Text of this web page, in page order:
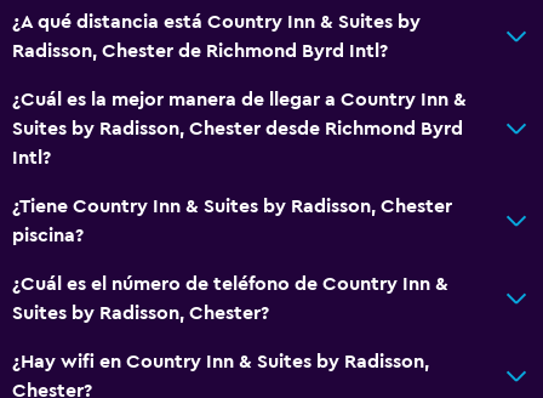
Ducha
Secador de pelo
Aseo
Papel higiénico
Baño privado
Ducha italiana
Centro de negocios
¿A qué distancia está Country Inn & Suites by
Radisson, Chester de Richmond Byrd Intl?
¿Cuál es la mejor manera de llegar a Country Inn &
Suites by Radisson, Chester desde Richmond Byrd
Intl?
¿Tiene Country Inn & Suites by Radisson, Chester
piscina?
¿Cuál es el número de teléfono de Country Inn &
Suites by Radisson, Chester?
¿Hay wifi en Country Inn & Suites by Radisson,
Chester?